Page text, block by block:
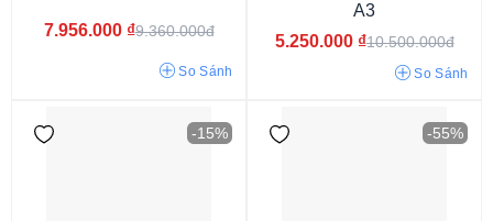
7.956.000 ₫9.360.000đ
So Sánh
A3
5.250.000 ₫10.500.000đ
So Sánh
-15% -55%